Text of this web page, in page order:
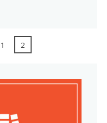
1 2